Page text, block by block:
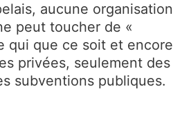
aucune organisation
peut toucher de «
qui que ce soit et encore
privées, seulement des
subventions publiques.